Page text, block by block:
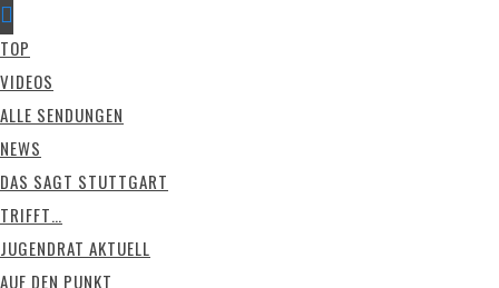
TOP
VIDEOS
ALLE SENDUNGEN
NEWS
DAS SAGT STUTTGART
TRIFFT…
JUGENDRAT AKTUELL
AUF DEN PUNKT